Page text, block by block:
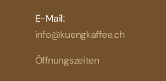
E-Mail:
info@kuengkaffee.ch
Öffnungszeiten